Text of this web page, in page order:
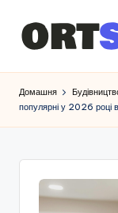
Домашня
популярні у 2026 році в